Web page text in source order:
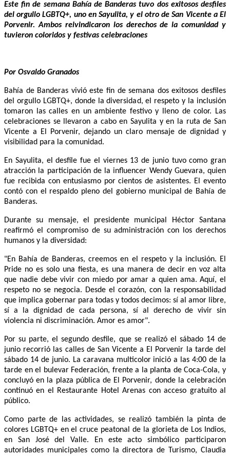
Este fin de semana Bahía de Banderas tuvo dos exitosos desfiles
del orgullo LGBTQ+, uno en Sayulita, y el otro de San Vicente a El
Porvenir. Ambos reivindicaron los derechos de la comunidad y
tuvieron coloridos y festivas celebraciones
Por Osvaldo Granados
Bahía de Banderas vivió este fin de semana dos exitosos desfiles
del orgullo LGBTQ+, donde la diversidad, el respeto y la inclusión
tomaron las calles en un ambiente festivo y lleno de color. Las
celebraciones se llevaron a cabo en Sayulita y en la ruta de San
Vicente a El Porvenir, dejando un claro mensaje de dignidad y
visibilidad para la comunidad.
En Sayulita, el desfile fue el viernes 13 de junio tuvo como gran
atracción la participación de la influencer Wendy Guevara, quien
fue recibida con entusiasmo por cientos de asistentes. El evento
contó con el respaldo pleno del gobierno municipal de Bahía de
Banderas.
Durante su mensaje, el presidente municipal Héctor Santana
reafirmó el compromiso de su administración con los derechos
humanos y la diversidad:
"En Bahía de Banderas, creemos en el respeto y la inclusión. El
Pride no es solo una fiesta, es una manera de decir en voz alta
que nadie debe vivir con miedo por amar a quien ama. Aquí, el
respeto no se negocia. Desde el corazón, con la responsabilidad
que implica gobernar para todas y todos decimos: sí al amor libre,
sí a la dignidad de cada persona, sí al derecho de vivir sin
violencia ni discriminación. Amor es amor".
Por su parte, el segundo desfile, que se realizó el sábado 14 de
junio recorrió las calles de San Vicente a El Porvenir la tarde del
sábado 14 de junio. La caravana multicolor inició a las 4:00 de la
tarde en el bulevar Federación, frente a la planta de Coca-Cola, y
concluyó en la plaza pública de El Porvenir, donde la celebración
continuó en el Restaurante Hotel Arenas con acceso gratuito al
público.
Como parte de las actividades, se realizó también la pinta de
colores LGBTQ+ en el cruce peatonal de la glorieta de Los Indios,
en San José del Valle. En este acto simbólico participaron
autoridades municipales como la directora de Turismo, Claudia